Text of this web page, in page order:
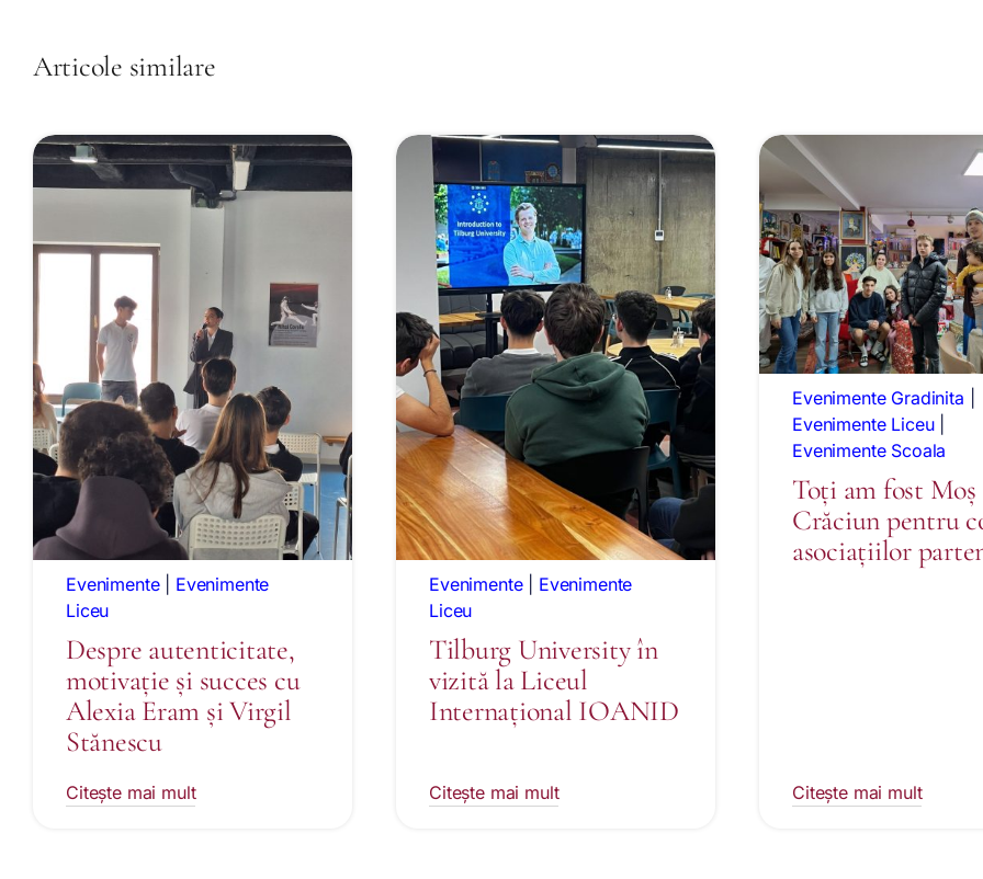
Articole similare
Evenimente| Evenimente
Liceu
Despre autenticitate,
motivație și succes cu
Alexia Eram și Virgil
Stănescu
Citește mai mult
Evenimente| Evenimente
Liceu
Tilburg University în
vizită la Liceul
Internațional IOANID
Citește mai mult
Evenimente Gradinita
Evenimente Liceu|
Evenimente Scoala
Toți am fost Moș
Crăciun pentru
asociațiilor
Citește mai mult